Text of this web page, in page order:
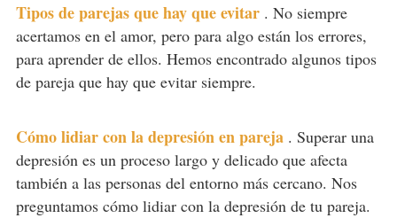
Tipos de parejas que hay que evitar . No siempre
acertamos en el amor, pero para algo están los errores,
para aprender de ellos. Hemos encontrado algunos tipos
de pareja que hay que evitar siempre.
Cómo lidiar con la depresión en pareja . Superar una
depresión es un proceso largo y delicado que afecta
también a las personas del entorno más cercano. Nos
preguntamos cómo lidiar con la depresión de tu pareja.